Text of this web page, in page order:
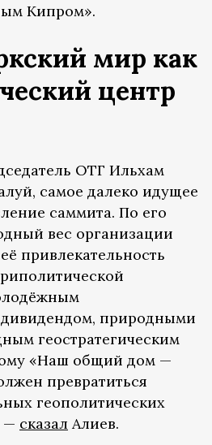
Кипром».
мир как
центр
ОТГ Ильхам
самое далеко идущее
саммита. По его
вес организации
привлекательность
природными
геостратегическим
«Наш общий дом —
превратиться
геополитических
— сказал Алиев.